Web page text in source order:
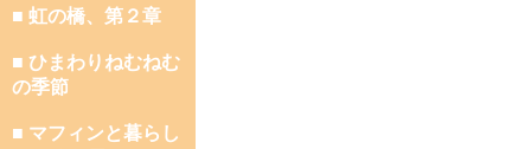
■ 虹の橋、第２章
■ ひまわりねむねむ
の季節
■ マフィンと暮らし